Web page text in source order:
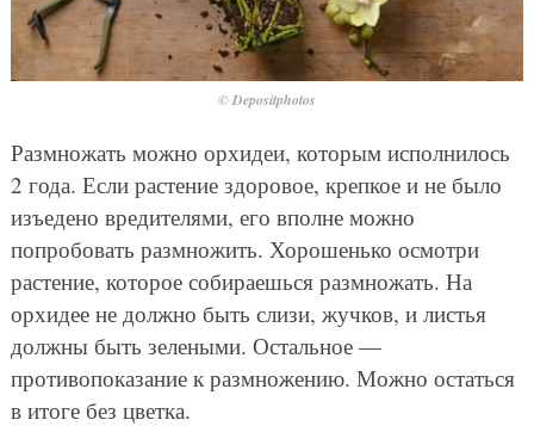
© Depositphotos
Размножать можно орхидеи, которым исполнилось
2 года. Если растение здоровое, крепкое и не было
изъедено вредителями, его вполне можно
попробовать размножить. Хорошенько осмотри
растение, которое собираешься размножать. На
орхидее не должно быть слизи, жучков, и листья
должны быть зелеными. Остальное —
противопоказание к размножению. Можно остаться
в итоге без цветка.